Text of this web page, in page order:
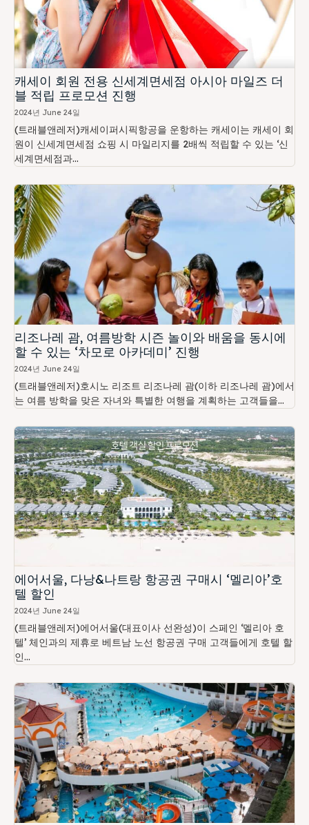
캐세이 회원 전용 신세계면세점 아시아 마일즈 더
블 적립 프로모션 진행
2024년 June 24일
(트래블앤레저)캐세이퍼시픽항공을 운항하는 캐세이는 캐세이 회
원이 신세계면세점 쇼핑 시 마일리지를 2배씩 적립할 수 있는 ‘신
세계면세점과...
리조나레 괌, 여름방학 시즌 놀이와 배움을 동시에
할 수 있는 ‘차모로 아카데미’ 진행
2024년 June 24일
(트래블앤레저)호시노 리조트 리조나레 괌(이하 리조나레 괌)에서
는 여름 방학을 맞은 자녀와 특별한 여행을 계획하는 고객들을...
에어서울, 다낭&나트랑 항공권 구매시 ‘멜리아’호
텔 할인
2024년 June 24일
(트래블앤레저)에어서울(대표이사 선완성)이 스페인 ‘멜리아 호
텔’ 체인과의 제휴로 베트남 노선 항공권 구매 고객들에게 호텔 할
인...